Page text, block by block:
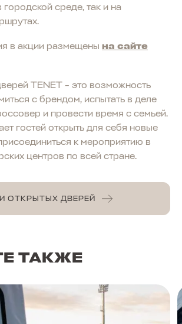
городской среде, так и на
в акции размещены на сайте
TENET – это возможность
с брендом, испытать в деле
и провести время с семьей.
гостей открыть для себя новые
к мероприятию в
центров по всей стране.
ОТКРЫТЫХ ДВЕРЕЙ
ТАКЖЕ